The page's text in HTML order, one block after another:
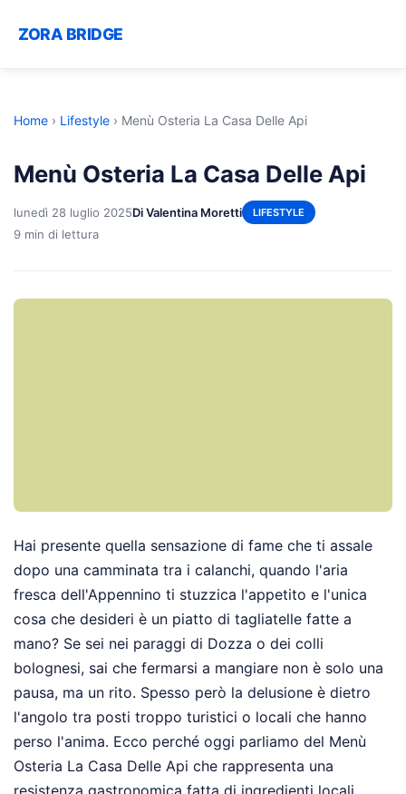
ZORA BRIDGE
Home › Lifestyle › Menù Osteria La Casa Delle Api
Menù Osteria La Casa Delle Api
lunedì 28 luglio 2025Di Valentina Moretti LIFESTYLE
9 min di lettura
Hai presente quella sensazione di fame che ti assale
dopo una camminata tra i calanchi, quando l'aria
fresca dell'Appennino ti stuzzica l'appetito e l'unica
cosa che desideri è un piatto di tagliatelle fatte a
mano? Se sei nei paraggi di Dozza o dei colli
bolognesi, sai che fermarsi a mangiare non è solo una
pausa, ma un rito. Spesso però la delusione è dietro
l'angolo tra posti troppo turistici o locali che hanno
perso l'anima. Ecco perché oggi parliamo del Menù
Osteria La Casa Delle Api che rappresenta una